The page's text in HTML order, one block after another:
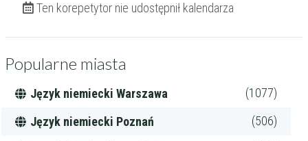
Ten korepetytor nie udostępnił kalendarza
Popularne miasta
Język niemiecki Warszawa (1077)
Język niemiecki Poznań (506)